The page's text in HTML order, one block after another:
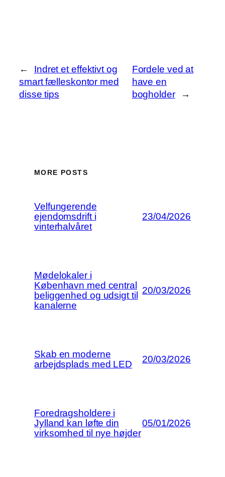
←
Indret et effektivt og
smart fælleskontor med
disse tips
Fordele ved at
have en
bogholder
→
MORE POSTS
Velfungerende
ejendomsdrift i
vinterhalvåret
23/04/2026
Mødelokaler i
København med central
beliggenhed og udsigt til
kanalerne
20/03/2026
Skab en moderne
arbejdsplads med LED
20/03/2026
Foredragsholdere i
Jylland kan løfte din
virksomhed til nye højder
05/01/2026